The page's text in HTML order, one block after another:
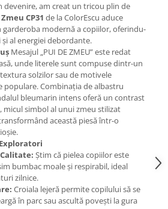
devenire, am creat un tricou plin de
CP31 de la ColorEscu aduce
modernă a copiilor, oferindu-
al energiei debordante.
Mesajul „PUI DE ZMEU” este redat
unde literele sunt compuse dintr-un
solzilor sau de motivele
populare. Combinația de albastru
bleumarin intens oferă un contrast
micul simbol al unui zmeu stilizat
această piesă într-o
Știm că pielea copiilor este
bumbac moale și respirabil, ideal
zilnice.
Croiala lejeră permite copilului să se
în parc sau ascultă povești la gura